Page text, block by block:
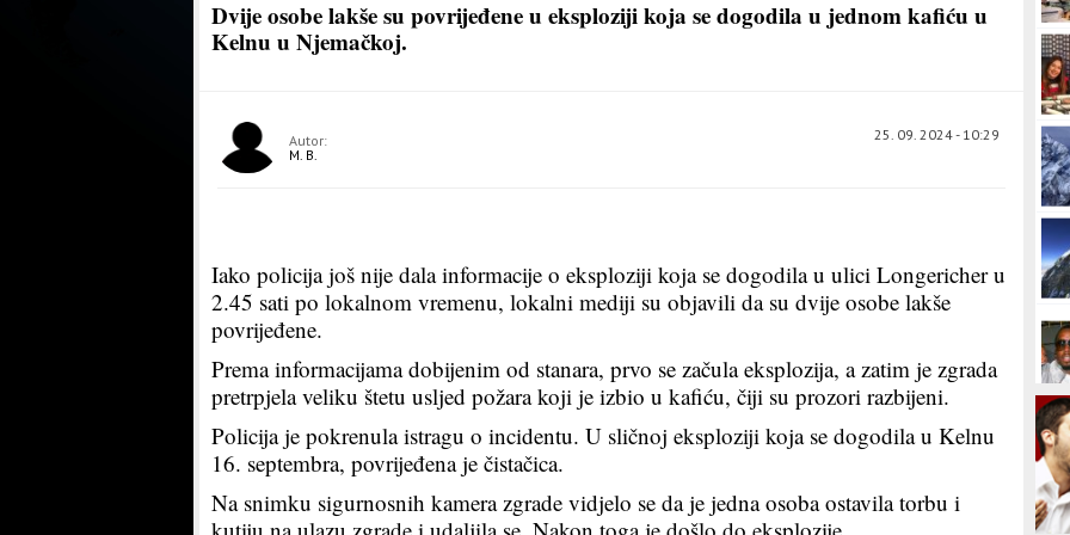
Dvije osobe lakše su povrijeđene u eksploziji koja se dogodila u jednom kafiću u
Kelnu u Njemačkoj.
25. 09. 2024 - 10:29
Autor:
M. B.
Iako policija još nije dala informacije o eksploziji koja se dogodila u ulici Longericher u
2.45 sati po lokalnom vremenu, lokalni mediji su objavili da su dvije osobe lakše
povrijeđene.
Prema informacijama dobijenim od stanara, prvo se začula eksplozija, a zatim je zgrada
pretrpjela veliku štetu usljed požara koji je izbio u kafiću, čiji su prozori razbijeni.
Policija je pokrenula istragu o incidentu. U sličnoj eksploziji koja se dogodila u Kelnu
16. septembra, povrijeđena je čistačica.
Na snimku sigurnosnih kamera zgrade vidjelo se da je jedna osoba ostavila torbu i